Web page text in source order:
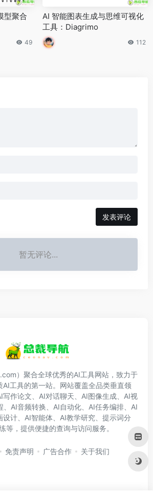
型聚合
49
AI 智能图表生成与思维可视化
工具：Diagrimo
112
发表评论
暂无评论...
）聚合全球优秀的AI工具网站，致力于
AI工具的第一站。网站覆盖全品类垂直领
写作论文、AI对话聊天、AI图像生成、AI视
、AI音频转换、AI自动化、AI任务编排、AI
设计、AI智能体、AI教学研究、提示词分
等，提供便捷的查询与访问服务。
免责声明 广告合作 关于我们